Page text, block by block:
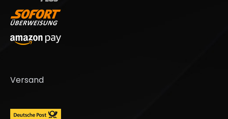
Versand